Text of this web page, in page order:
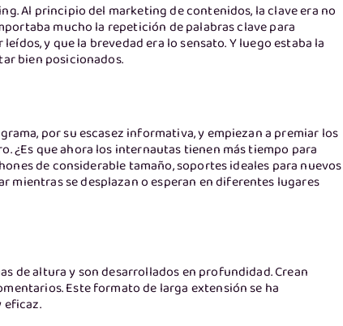
Al principio del marketing de contenidos, la clave era no
mucho la repetición de palabras clave para
y que la brevedad era lo sensato. Y luego estaba la
bien posicionados.
por su escasez informativa, y empiezan a premiar los
¿Es que ahora los internautas tienen más tiempo para
de considerable tamaño, soportes ideales para nuevos
se desplazan o esperan en diferentes lugares
de altura y son desarrollados en profundidad. Crean
Este formato de larga extensión se ha